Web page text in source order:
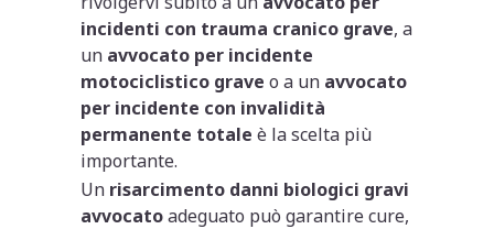
incidenti con trauma cranico grave, a
un avvocato per incidente
motociclistico grave o a un avvocato
per incidente con invalidità
permanente totale è la scelta più
importante.
Un risarcimento danni biologici gravi
avvocatoadeguato può garantire cure,